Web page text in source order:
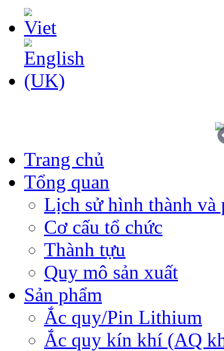
Trang chủ
Tổng quan
Lịch sử hình thành và
Cơ cấu tổ chức
Thành tựu
Quy mô sản xuất
Sản phẩm
Ắc quy/Pin Lithium
Ắc quy kín khí (AQ